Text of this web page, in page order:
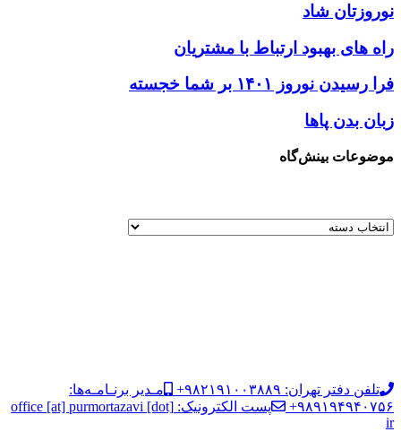
نوروزتان شاد
راه های بهبود ارتباط با مشتریان
فرا رسیدن نوروز ۱۴۰۱ بر شما خجسته
زبان بدن پاها
موضوعات بینش‌گاه
تلفن دفتر تهران: ۹۸۲۱۹۱۰۰۳۸۸۹+
مـدیر برنـامـه‌ها:
۹۸۹۱۹۴۹۴۰۷۵۶+
پست الکترونیک: office [at] purmortazavi [dot]
ir